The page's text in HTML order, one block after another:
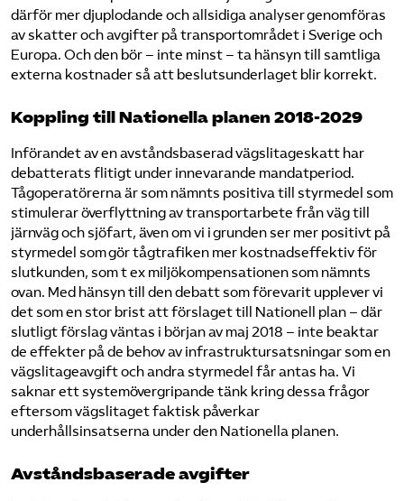
därför mer djuplodande och allsidiga analyser genomföras
av skatter och avgifter på transportområdet i Sverige och
Europa. Och den bör – inte minst – ta hänsyn till samtliga
externa kostnader så att beslutsunderlaget blir korrekt.
Koppling till Nationella planen 2018-2029
Införandet av en avståndsbaserad vägslitageskatt har
debatterats flitigt under innevarande mandatperiod.
Tågoperatörerna är som nämnts positiva till styrmedel som
stimulerar överflyttning av transportarbete från väg till
järnväg och sjöfart, även om vi i grunden ser mer positivt på
styrmedel som gör tågtrafiken mer kostnadseffektiv för
slutkunden, som t ex miljökompensationen som nämnts
ovan. Med hänsyn till den debatt som förevarit upplever vi
det som en stor brist att förslaget till Nationell plan – där
slutligt förslag väntas i början av maj 2018 – inte beaktar
de effekter på de behov av infrastruktursatsningar som en
vägslitageavgift och andra styrmedel får antas ha. Vi
saknar ett systemövergripande tänk kring dessa frågor
eftersom vägslitaget faktisk påverkar
underhållsinsatserna under den Nationella planen.
Avståndsbaserade avgifter